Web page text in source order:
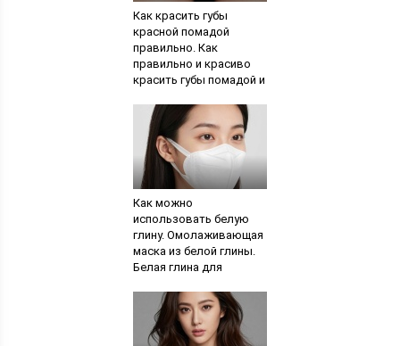
Как красить губы
красной помадой
правильно. Как
правильно и красиво
красить губы помадой и
Как можно
использовать белую
глину. Омолаживающая
маска из белой глины.
Белая глина для